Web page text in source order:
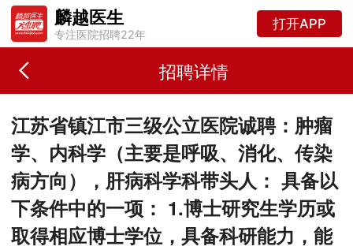
麟越医生
专注医院招聘22年
打开APP
招聘详情
江苏省镇江市三级公立医院诚聘：肿瘤
学、内科学（主要是呼吸、消化、传染
病方向），肝病科学科带头人： 具备以
下条件中的一项： 1.博士研究生学历或
取得相应博士学位，具备科研能力，能